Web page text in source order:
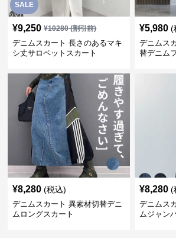
SALE
¥9,250 ¥10280(割引前)
デニムスカート 長さのあるマキ
シ丈サロペットスカート
¥5,980 (
デニムス
替デニム
¥8,280 (税込)
デニムスカート 異素材切替デニ
ムロングスカート
¥8,280 (
デニムス
ムジャン